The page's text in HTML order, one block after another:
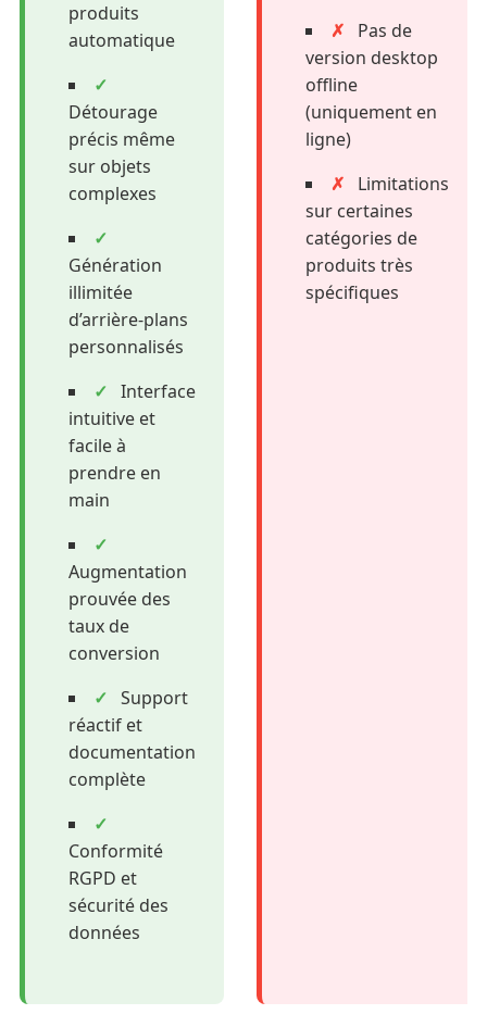
produits
automatique
✓
Détourage
précis même
sur objets
complexes
✓
Génération
illimitée
d’arrière-plans
personnalisés
✓ Interface
intuitive et
facile à
prendre en
main
✓
Augmentation
prouvée des
taux de
conversion
✓ Support
réactif et
documentation
complète
✓
Conformité
RGPD et
sécurité des
données
✗
Pas de
version desktop
offline
(uniquement en
ligne)
✗
Limitations
sur certaines
catégories de
produits très
spécifiques